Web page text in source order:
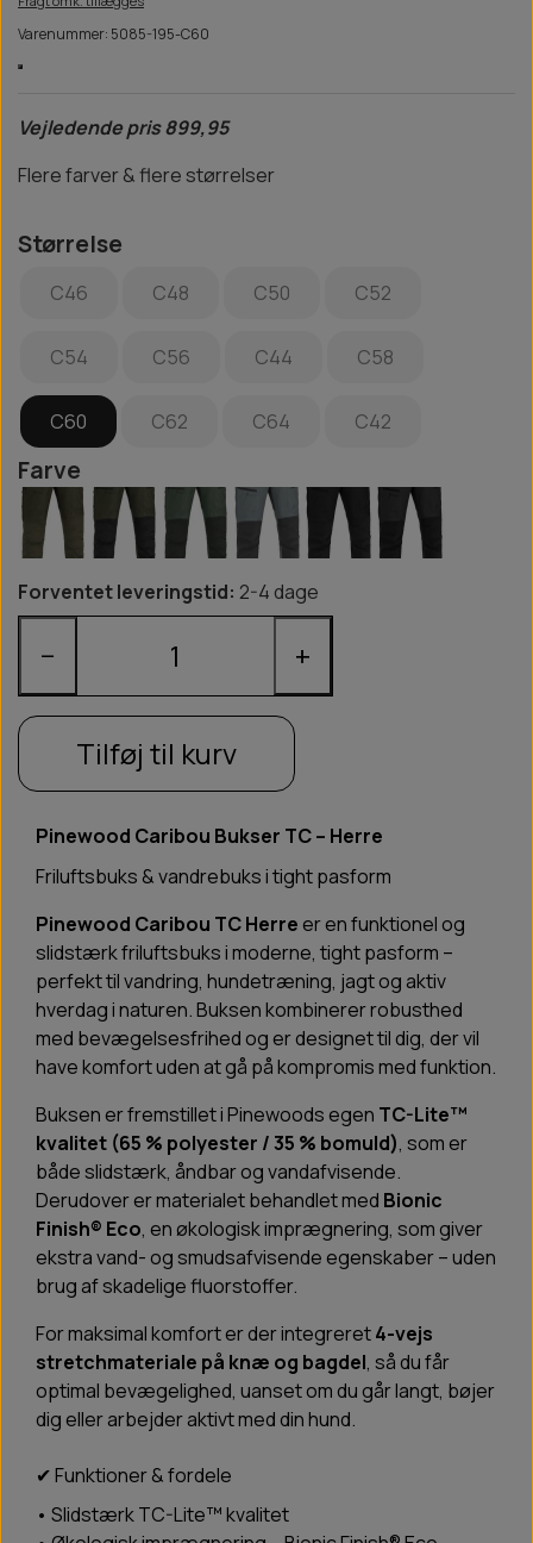
Varenummer: 5085-195-C60
Vejledende pris 899,95
Flere farver & flere størrelser
Størrelse
C46 C48 C50 C52
C54 C56 C44 C58
C60 C62 C64 C42
Farve
Forventet leveringstid: 2-4 dage
− +
Tilføj til kurv
Pinewood Caribou Bukser TC – Herre
Friluftsbuks & vandrebuks i tight pasform
Pinewood Caribou TC Herreer en funktionel og
slidstærk friluftsbuks i moderne, tight pasform –
perfekt til vandring, hundetræning, jagt og aktiv
hverdag i naturen. Buksen kombinerer robusthed
med bevægelsesfrihed og er designet til dig, der vil
have komfort uden at gå på kompromis med funktion.
Buksen er fremstillet i Pinewoods egen TC-Lite™
kvalitet (65 % polyester / 35 % bomuld), som er
både slidstærk, åndbar og vandafvisende.
Derudover er materialet behandlet med Bionic
Finish® Eco, en økologisk imprægnering, som giver
ekstra vand- og smudsafvisende egenskaber – uden
brug af skadelige fluorstoffer.
For maksimal komfort er der integreret4-vejs
stretchmateriale på knæ og bagdel, så du får
optimal bevægelighed, uanset om du går langt, bøjer
dig eller arbejder aktivt med din hund.
✔ Funktioner & fordele
• Slidstærk TC-Lite™ kvalitet